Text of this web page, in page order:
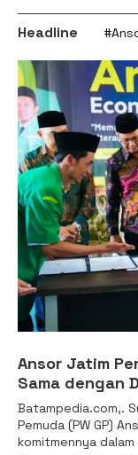
Headline
Ansor Jatim
Sama dengan
Batampedia.com,.
Pemuda (PW GP)
komitmennya